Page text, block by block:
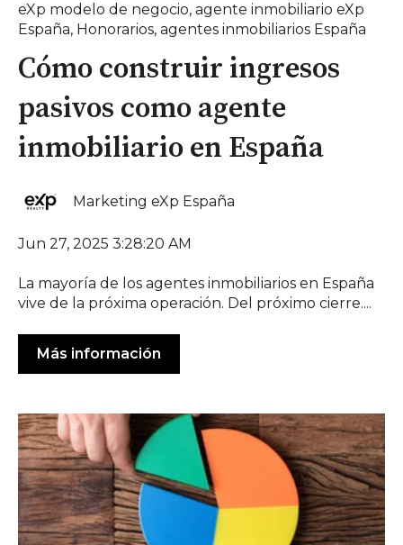
eXp modelo de negocio, agente inmobiliario eXp
España, Honorarios, agentes inmobiliarios España
Cómo construir ingresos
pasivos como agente
inmobiliario en España
Marketing eXp España
Jun 27, 2025 3:28:20 AM
La mayoría de los agentes inmobiliarios en España
vive de la próxima operación. Del próximo cierre....
Más información